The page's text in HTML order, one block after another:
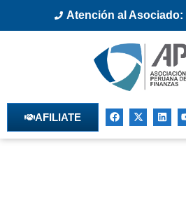
Atención al Asociado:
AFILIATE